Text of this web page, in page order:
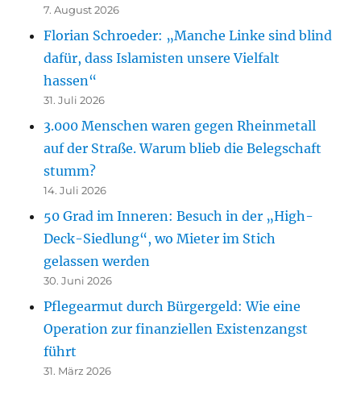
7. August 2026
Florian Schroeder: „Manche Linke sind blind
dafür, dass Islamisten unsere Vielfalt
hassen“
31. Juli 2026
3.000 Menschen waren gegen Rheinmetall
auf der Straße. Warum blieb die Belegschaft
stumm?
14. Juli 2026
50 Grad im Inneren: Besuch in der „High-
Deck-Siedlung“, wo Mieter im Stich
gelassen werden
30. Juni 2026
Pflegearmut durch Bürgergeld: Wie eine
Operation zur finanziellen Existenzangst
führt
31. März 2026